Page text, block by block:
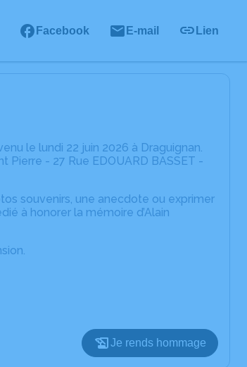
Facebook E-mail Lien
le lundi 22 juin 2026 à Draguignan.
Pierre - 27 Rue EDOUARD BASSET -
souvenirs, une anecdote ou exprimer
à honorer la mémoire d’Alain
Je rends hommage